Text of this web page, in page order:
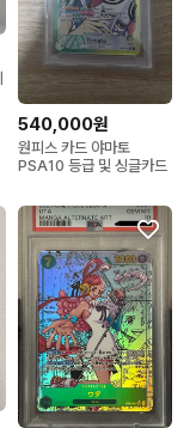
540,000원
원피스 카드 야마토
PSA10 등급 및 싱글카드